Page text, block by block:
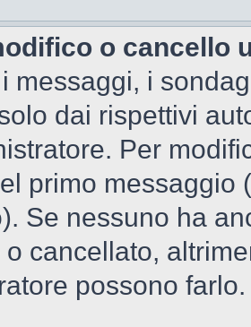
o cancello
messaggi, i
dai rispettivi
Per
primo messaggio
Se nessuno ha
o cancellato,
possono farlo.